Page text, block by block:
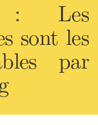
: Les
sont les
par